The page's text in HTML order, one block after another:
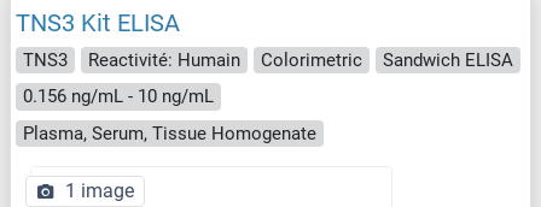
TNS3 Kit ELISA
TNS3 Reactivité: Humain Colorimetric
Sandwich ELISA
0.156 ng/mL - 10 ng/mL
Plasma, Serum, Tissue Homogenate
1 image